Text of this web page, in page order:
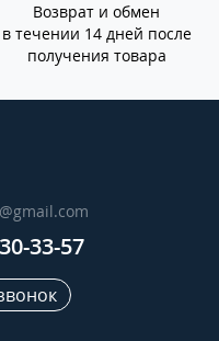
Возврат и обмен
в течении 14 дней после
получения товара
33-57